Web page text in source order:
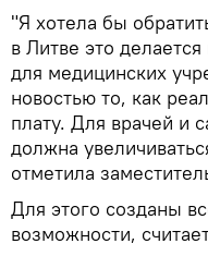
"Я хотела бы
в Литве это
для медицинских
новостью то, как
плату. Для врачей и
должна
отметила
Для этого созданы
возможности,